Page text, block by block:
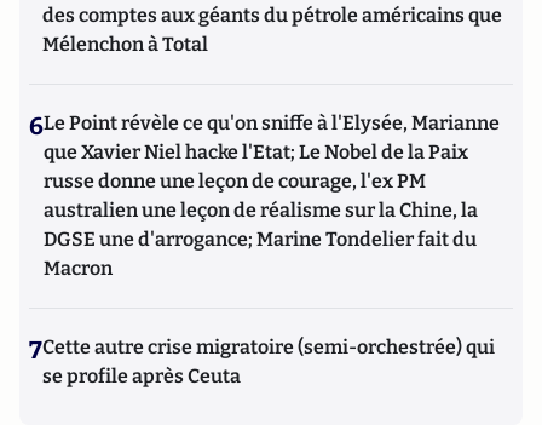
des comptes aux géants du pétrole américains que
Mélenchon à Total
6Le Point révèle ce qu'on sniffe à l'Elysée, Marianne
que Xavier Niel hacke l'Etat; Le Nobel de la Paix
russe donne une leçon de courage, l'ex PM
australien une leçon de réalisme sur la Chine, la
DGSE une d'arrogance; Marine Tondelier fait du
Macron
7Cette autre crise migratoire (semi-orchestrée) qui
se profile après Ceuta